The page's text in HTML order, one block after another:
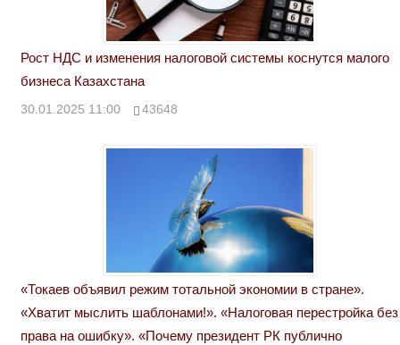
Рост НДС и изменения налоговой системы коснутся малого
бизнеса Казахстана
30.01.2025 11:00 43648
«Токаев объявил режим тотальной экономии в стране».
«Хватит мыслить шаблонами!». «Налоговая перестройка без
права на ошибку». «Почему президент РК публично